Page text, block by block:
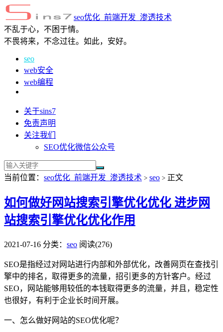
seo优化_前端开发_渗透技术
不乱于心，不困于情。
不畏将来，不念过往。如此，安好。
seo
web安全
web编程
关于sins7
免责声明
关注我们
SEO优化微信公众号
当前位置： seo优化_前端开发_渗透技术 > seo > 正文
如何做好网站搜索引擎优化优化 进步网
站搜索引擎优化优化作用
2021-07-16 分类： seo 阅读(276)
SEO是指经过对网站进行内部和外部优化，改善网页在查找引
擎中的排名，取得更多的流量，招引更多的方针客户。经过
SEO，网站能够用较低的本钱取得更多的流量，并且，稳定性
也很好，有利于企业长时间开展。
一、怎么做好网站的SEO优化呢？